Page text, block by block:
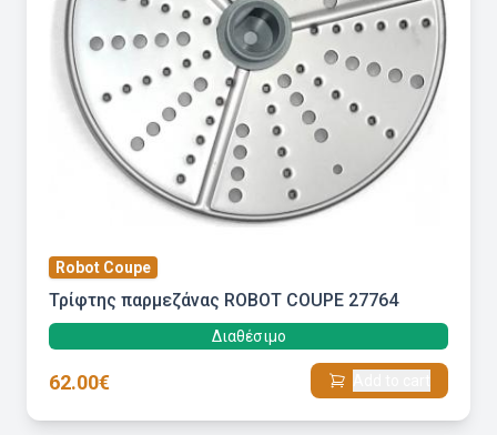
Robot Coupe
Τρίφτης παρμεζάνας ROBOT COUPE 27764
Διαθέσιμο
62.00€